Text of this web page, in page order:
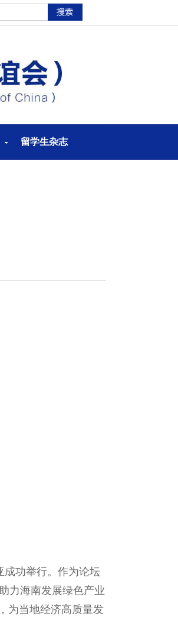
留学生杂志
成功举行。作为论坛
力海南发展绿色产业
为当地经济高质量发